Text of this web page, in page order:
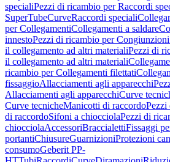
specialiPezzi di ricambio per Raccordi
SuperTubeCurveRaccordi speciali
per CollegamentiCollegamenti a saldare
innestoPezzi di ricambio per
il collegamento ad altri materialiPezzi di
il collegamento ad altri materiali
ricambio per Collegamenti filettati
fissaggioAllacciamenti agli apparecchi
Allacciamenti agli apparecchiCurve
Curve tecnicheManicotti di raccordoPezzi
di raccordoSifoni a chiocciolaPezzi di
chiocciolaAccessoriBraccialettiFissaggi
portantiChiusureGuarnizioniProtezioni
consumoGeberit PP-